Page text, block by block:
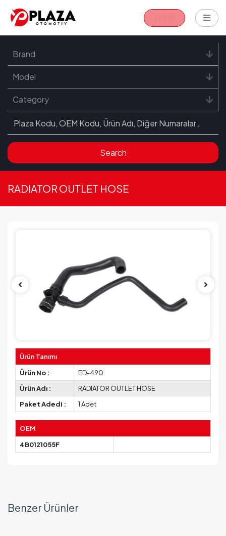
Brand
Model
Category
Search
RADIATOR OUTLET HOSE
Ürün Tanımı
Ürün No :
ED-490
Ürün Adı :
RADIATOR OUTLET HOSE
Paket Adedi :
1 Adet
OEM
4B0121055F
Benzer Ürünler